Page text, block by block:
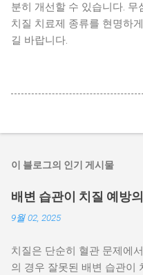
분히 개선할 수 있습니다.
치질 치료제 종류를 현명하
길 바랍니다.
이 블로그의 인기 게시물
배변 습관이 치질 예방
9월 02, 2025
치질은 단순히 혈관 문제에
의 경우 잘못된 배변 습관이